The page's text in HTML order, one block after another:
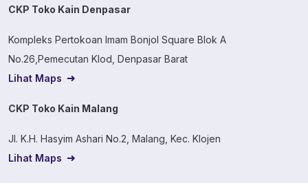
CKP Toko Kain Denpasar
Kompleks Pertokoan Imam Bonjol Square Blok A
No.26,Pemecutan Klod, Denpasar Barat
Lihat Maps
CKP Toko Kain Malang
Jl. K.H. Hasyim Ashari No.2, Malang, Kec. Klojen
Lihat Maps